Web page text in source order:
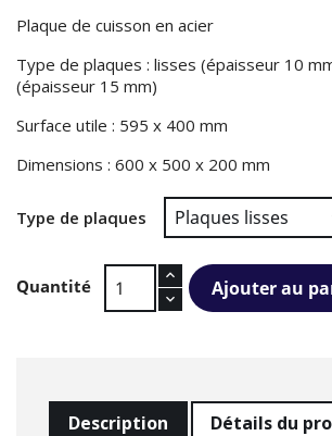
Plaque de cuisson en acier
Type de plaques : lisses (épaisseur 10
(épaisseur 15 mm)
Surface utile : 595 x 400 mm
Dimensions : 600 x 500 x 200 mm
Type de plaques
Quantité Ajouter au
Description
Détails du